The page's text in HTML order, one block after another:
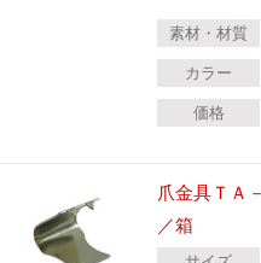
素材・材質
カラー
価格
爪金具Ｔ
／箱